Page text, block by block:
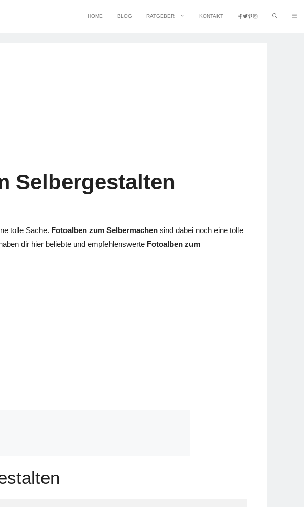
HOME BLOG RATGEBER KONTAKT
Selbergestalten
tolle Sache. Fotoalben zum Selbermachen sind dabei noch eine tolle
dir hier beliebte und empfehlenswerte Fotoalben zum